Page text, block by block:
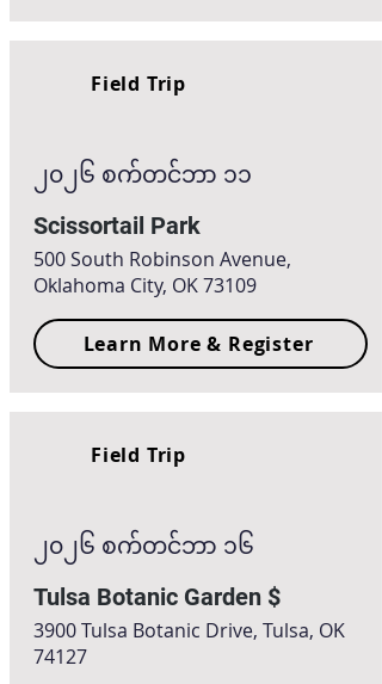
Field Trip
၂၀၂၆ စက်တင်ဘာ ၁၁
Scissortail Park
500 South Robinson Avenue,
Oklahoma City, OK 73109
Learn More & Register
Field Trip
၂၀၂၆ စက်တင်ဘာ ၁၆
Tulsa Botanic Garden $
3900 Tulsa Botanic Drive, Tulsa, OK
74127